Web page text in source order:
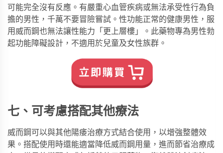
可能完全沒有反應。有嚴重心血管疾病或無法承受性行為負
擔的男性，千萬不要冒險嘗試。性功能正常的健康男性，服
用威而鋼也無法讓性能力「更上層樓」。此藥物專為男性勃
起功能障礙設計，不適用於兒童及女性族群。
七、可考慮搭配其他療法
威而鋼可以與其他陽痿治療方式結合使用，以增強整體效
果。搭配使用時還能適當降低威而鋼用量，進而節省治療成